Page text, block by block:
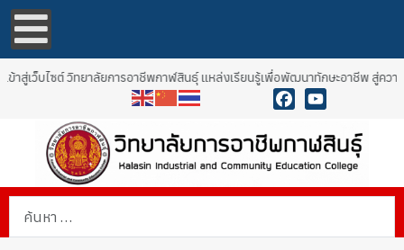
เว็บไซต์ วิทยาลัยการอาชีพกาฬสินธุ์ แหล่งเรียนรู้เพื่อพัฒนาทักษะอาชีพ สู่ความ